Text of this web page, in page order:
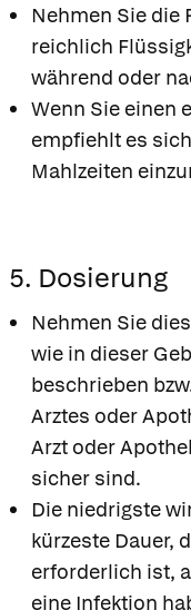
Nehmen Sie die
reichlich
während oder
Wenn Sie einen
empfiehlt es
Mahlzeiten
5. Dosierung
Nehmen Sie
wie in dieser
beschrieben
Arztes oder
Arzt oder
sicher sind.
Die niedrigste
kürzeste Dauer,
erforderlich ist,
eine Infektion